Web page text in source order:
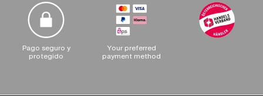
Pago seguro y
protegido
Your preferred
payment method